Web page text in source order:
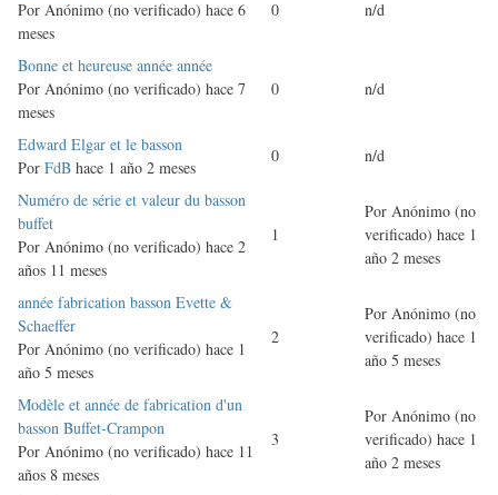
normal
Por Anónimo (no verificado) hace 6
meses
0 n/d
Discusión
normal
Bonne et heureuse année année
Por Anónimo (no verificado) hace 7
meses
0 n/d
Discusión
normal
Edward Elgar et le basson
Por FdB hace 1 año 2 meses
0 n/d
Discusión
normal
Numéro de série et valeur du basson
buffet
Por Anónimo (no verificado) hace 2
años 11 meses
1
Por Anónimo (no
verificado) hace 1
año 2 meses
Discusión
normal
année fabrication basson Evette &
Schaeffer
Por Anónimo (no verificado) hace 1
año 5 meses
2
Por Anónimo (no
verificado) hace 1
año 5 meses
Discusión
normal
Modèle et année de fabrication d'un
basson Buffet-Crampon
Por Anónimo (no verificado) hace 11
años 8 meses
3
Por Anónimo (no
verificado) hace 1
año 2 meses